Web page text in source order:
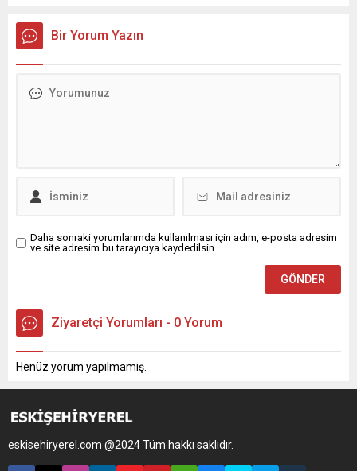
Bir Yorum Yazın
Daha sonraki yorumlarımda kullanılması için adım, e-posta adresim
ve site adresim bu tarayıcıya kaydedilsin.
Ziyaretçi Yorumları - 0 Yorum
Henüz yorum yapılmamış.
eskisehiryerel.com @2024 Tüm hakkı saklıdır.